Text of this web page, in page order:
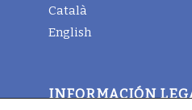
Català
English
INFORMACIÓN